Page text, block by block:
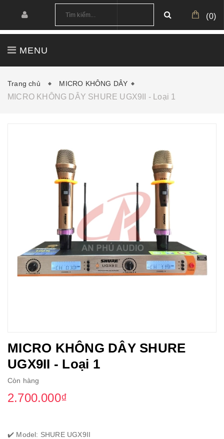
(0)
MENU
GIỚI THIỆU
Trang chủ MICRO KHÔNG DÂY
MICRO KHÔNG DÂY SHURE UGX9II - Loại 1
MICRO KHÔNG DÂY SHURE
UGX9II - Loại 1
Còn hàng
2.700.000₫
✔️ Model: SHURE UGX9II